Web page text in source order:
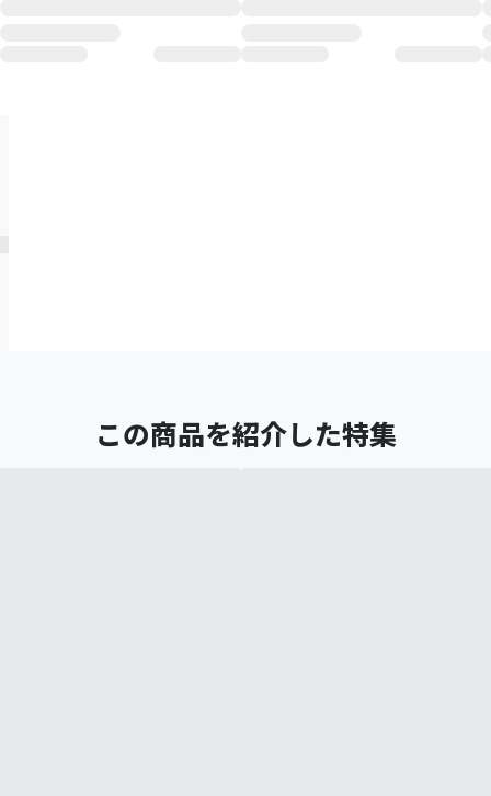
この商品を紹介した特集